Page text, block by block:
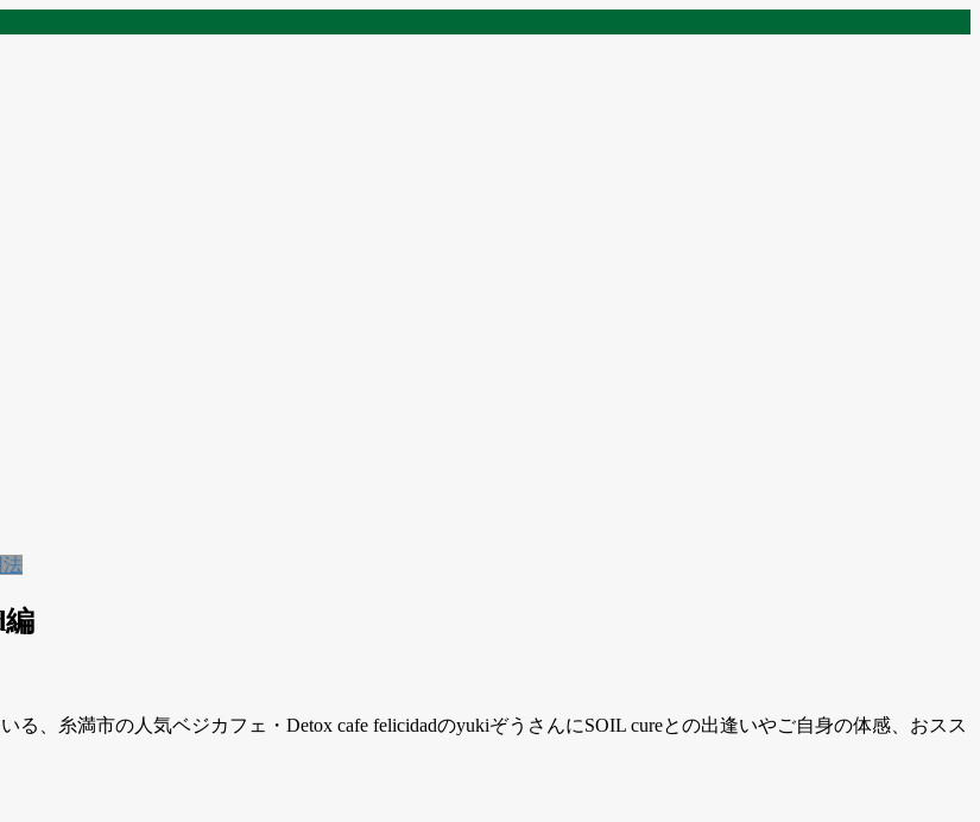
法
編
、糸満市の人気ベジカフェ・Detox cafe felicidadのyukiぞうさんにSOIL cureとの出逢いやご自身の体感、おスス